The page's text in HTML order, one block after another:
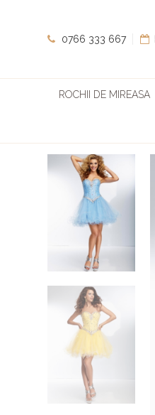
0766 333 667
ROCHII DE MIREASA